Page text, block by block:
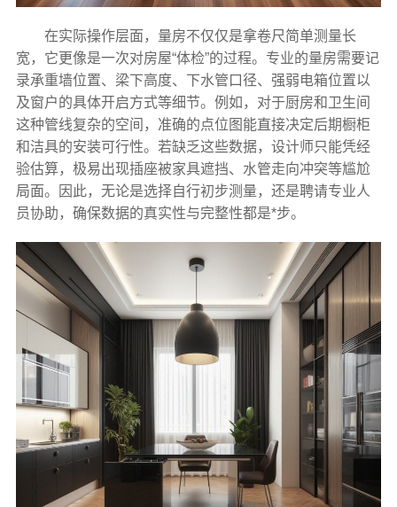
在实际操作层面，量房不仅仅是拿卷尺简单测量长
宽，它更像是一次对房屋“体检”的过程。专业的量房需要记
录承重墙位置、梁下高度、下水管口径、强弱电箱位置以
及窗户的具体开启方式等细节。例如，对于厨房和卫生间
这种管线复杂的空间，准确的点位图能直接决定后期橱柜
和洁具的安装可行性。若缺乏这些数据，设计师只能凭经
验估算，极易出现插座被家具遮挡、水管走向冲突等尴尬
局面。因此，无论是选择自行初步测量，还是聘请专业人
员协助，确保数据的真实性与完整性都是*步。